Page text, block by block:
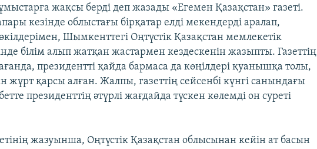
жақсы берді деп жазады «Егемен Қазақстан» газеті.
кезінде облыстағы бірқатар елді мекендерді аралап,
Шымкенттегі Оңтүстік Қазақстан мемлекетік
білім алып жатқан жастармен кездескенін жазыпты. Газеттің
президентті қайда бармаса да көңілдері қуанышқа толы,
қарсы алған. Жалпы, газеттің сейсенбі күнгі санындағы
президенттің әтүрлі жағдайда түскен көлемді он суреті
жазуынша, Оңтүстік Қазақстан облысынан кейін ат басын